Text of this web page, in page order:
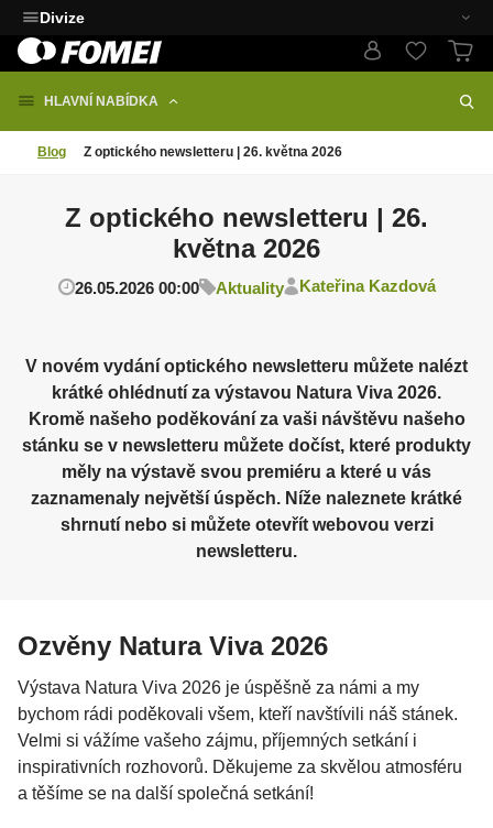
Divize
HLAVNÍ NABÍDKA
Blog Z optického newsletteru | 26. května 2026
Z optického newsletteru | 26.
května 2026
26.05.2026 00:00 Aktuality Kateřina Kazdová
V novém vydání optického newsletteru můžete nalézt
krátké ohlédnutí za výstavou Natura Viva 2026.
Kromě našeho poděkování za vaši návštěvu našeho
stánku se v newsletteru můžete dočíst, které produkty
měly na výstavě svou premiéru a které u vás
zaznamenaly největší úspěch. Níže naleznete krátké
shrnutí nebo si můžete otevřít webovou verzi
newsletteru.
Ozvěny Natura Viva 2026
Výstava Natura Viva 2026 je úspěšně za námi a my
bychom rádi poděkovali všem, kteří navštívili náš stánek.
Velmi si vážíme vašeho zájmu, příjemných setkání i
inspirativních rozhovorů. Děkujeme za skvělou atmosféru
a těšíme se na další společná setkání!